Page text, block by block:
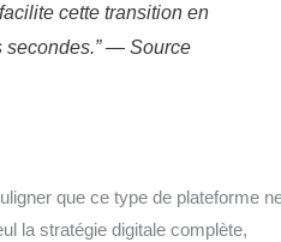
cette transition en
secondes.” — Source
que ce type de plateforme
la stratégie digitale complète,